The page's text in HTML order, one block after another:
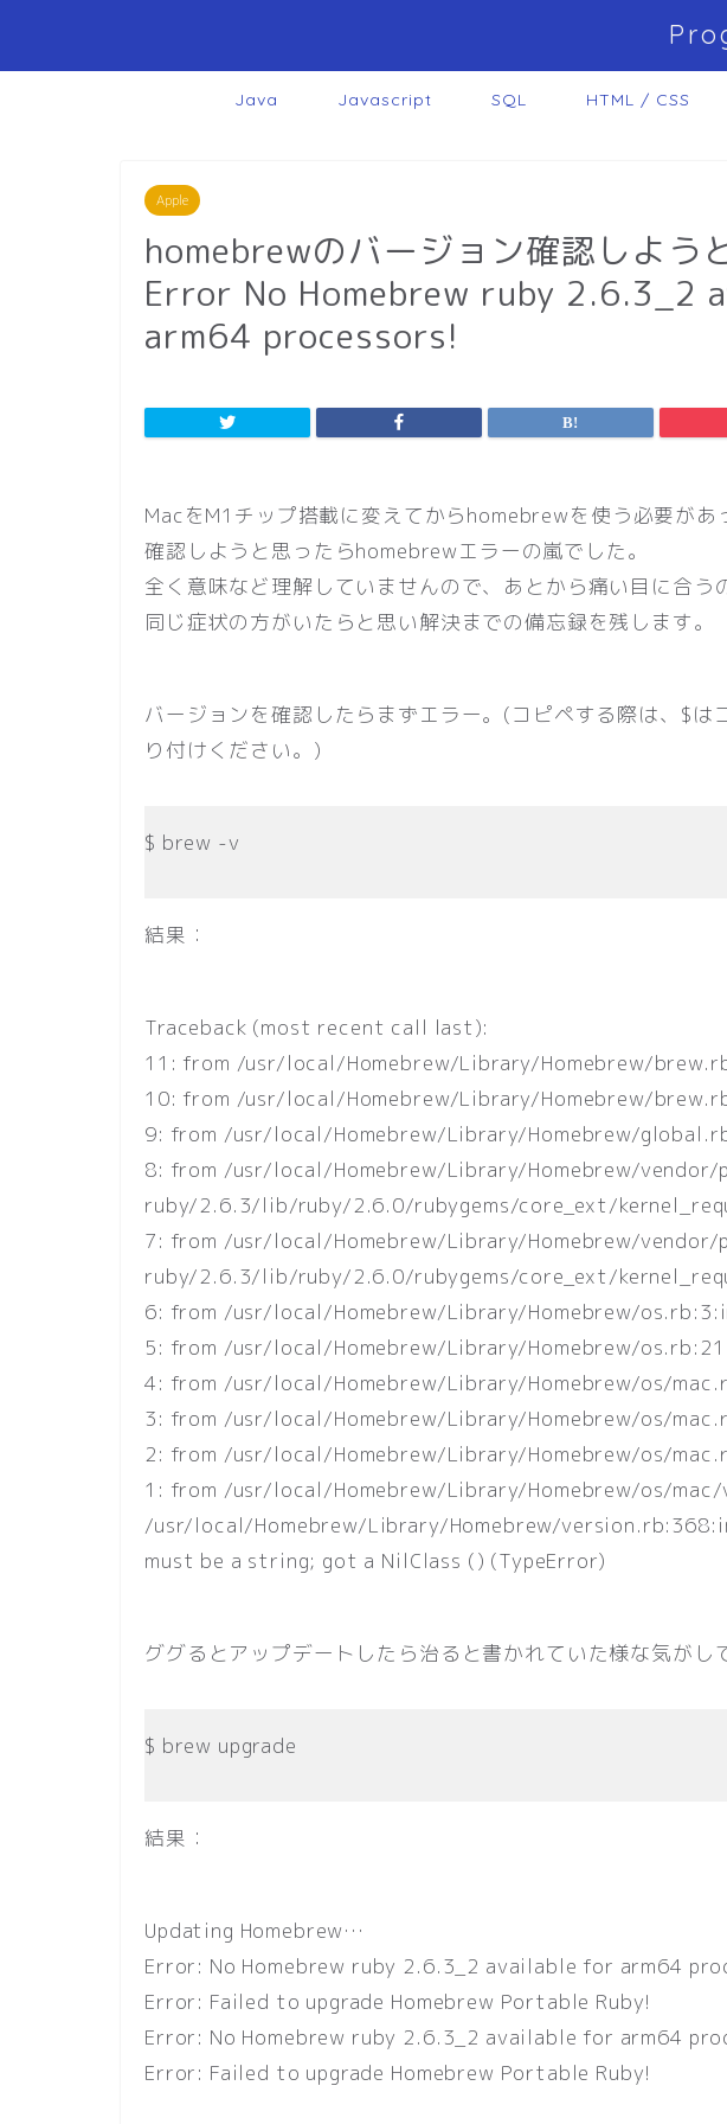
Java Javascript SQL HTML / CSS
Apple
homebrewのバージョン確認しよう
Error No Homebrew ruby 2.6.3_2
arm64 processors!
MacをM1チップ搭載に変えてからhomebrewを使う必要があ
確認しようと思ったらhomebrewエラーの嵐でした。
全く意味など理解していませんので、あとから痛い目に合う
同じ症状の方がいたらと思い解決までの備忘録を残します。
バージョンを確認したらまずエラー。(コピペする際は、$は
り付けください。)
$ brew -v
結果：
Traceback (most recent call last):
11: from /usr/local/Homebrew/Library/Homebrew/
10: from /usr/local/Homebrew/Library/Homebrew/
9: from /usr/local/Homebrew/Library/Homebrew/
8: from /usr/local/Homebrew/Library/Homebrew/vendor/
ruby/2.6.3/lib/ruby/2.6.0/rubygems/core_ext/
7: from /usr/local/Homebrew/Library/Homebrew/
ruby/2.6.3/lib/ruby/2.6.0/rubygems/core_ext/
6: from /usr/local/Homebrew/Library/Homebrew/
5: from /usr/local/Homebrew/Library/Homebrew/
4: from /usr/local/Homebrew/Library/Homebrew/os/
3: from /usr/local/Homebrew/Library/Homebrew/os/
2: from /usr/local/Homebrew/Library/Homebrew/os/
1: from /usr/local/Homebrew/Library/Homebrew/os/
/usr/local/Homebrew/Library/Homebrew/
must be a string; got a NilClass () (TypeError)
ググるとアップデートしたら治ると書かれていた様な気がし
$ brew upgrade
結果：
Updating Homebrew…
Error: No Homebrew ruby 2.6.3_2 available for arm64
Error: Failed to upgrade Homebrew Portable Ruby!
Error: No Homebrew ruby 2.6.3_2 available for arm64
Error: Failed to upgrade Homebrew Portable Ruby!